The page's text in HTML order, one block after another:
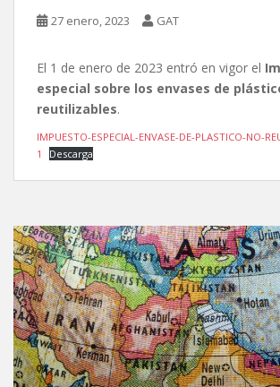
27 enero, 2023 GAT
El 1 de enero de 2023 entró en vigor el
especial sobre los envases de
reutilizables.
IMPUESTO-ESPECIAL-ENVASE-DE-PLASTICO-NO-
1
Descarga